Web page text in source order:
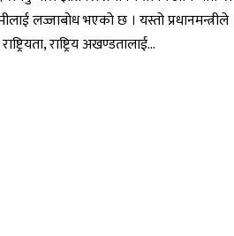
लज्जाबोध भएको छ । यस्तो प्रधानमन्त्रीले
राष्ट्रिय अखण्डतालाई…